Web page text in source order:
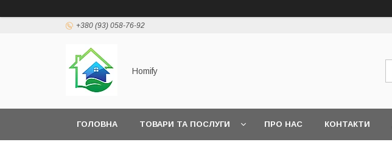
+380 (93) 058-76-92
Homify
ГОЛОВНА ТОВАРИ ТА ПОСЛУГИ ПРО НАС КОНТАКТИ